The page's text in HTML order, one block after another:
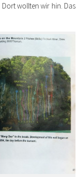
wollten wir hin. Das